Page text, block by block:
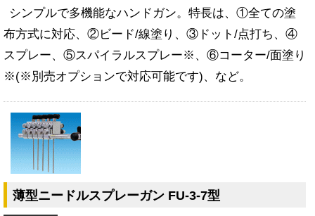
シンプルで多機能なハンドガン。特長は、①全ての塗
布方式に対応、②ビード/線塗り、③ドット/点打ち、④
スプレー、⑤スパイラルスプレー※、⑥コーター/面塗り
※(※別売オプションで対応可能です)、など。
薄型ニードルスプレーガン FU-3-7型